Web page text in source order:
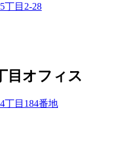
丁目2-28
目オフィス
丁目184番地